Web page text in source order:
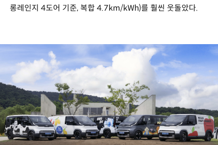
롱레인지 4도어 기준, 복합 4.7km/kWh)를 훨씬 웃돌았다.